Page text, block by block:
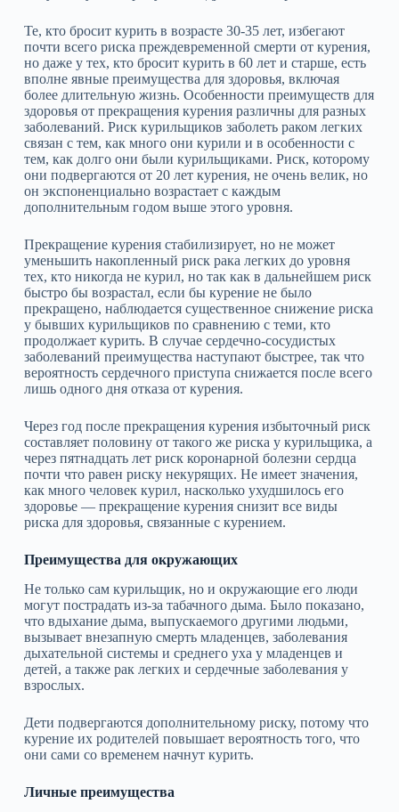
Те, кто бросит курить в возрасте 30-35 лет, избегают
почти всего риска преждевременной смерти от курения,
но даже у тех, кто бросит курить в 60 лет и старше, есть
вполне явные преимущества для здоровья, включая
более длительную жизнь. Особенности преимуществ для
здоровья от прекращения курения различны для разных
заболеваний. Риск курильщиков заболеть раком легких
связан с тем, как много они курили и в особенности с
тем, как долго они были курильщиками. Риск, которому
они подвергаются от 20 лет курения, не очень велик, но
он экспоненциально возрастает с каждым
дополнительным годом выше этого уровня.
Прекращение курения стабилизирует, но не может
уменьшить накопленный риск рака легких до уровня
тех, кто никогда не курил, но так как в дальнейшем риск
быстро бы возрастал, если бы курение не было
прекращено, наблюдается существенное снижение риска
у бывших курильщиков по сравнению с теми, кто
продолжает курить. В случае сердечно‑сосудистых
заболеваний преимущества наступают быстрее, так что
вероятность сердечного приступа снижается после всего
лишь одного дня отказа от курения.
Через год после прекращения курения избыточный риск
составляет половину от такого же риска у курильщика, а
через пятнадцать лет риск коронарной болезни сердца
почти что равен риску некурящих. Не имеет значения,
как много человек курил, насколько ухудшилось его
здоровье — прекращение курения снизит все виды
риска для здоровья, связанные с курением.
Преимущества для окружающих
Не только сам курильщик, но и окружающие его люди
могут пострадать из‑за табачного дыма. Было показано,
что вдыхание дыма, выпускаемого другими людьми,
вызывает внезапную смерть младенцев, заболевания
дыхательной системы и среднего уха у младенцев и
детей, а также рак легких и сердечные заболевания у
взрослых.
Дети подвергаются дополнительному риску, потому что
курение их родителей повышает вероятность того, что
они сами со временем начнут курить.
Личные преимущества